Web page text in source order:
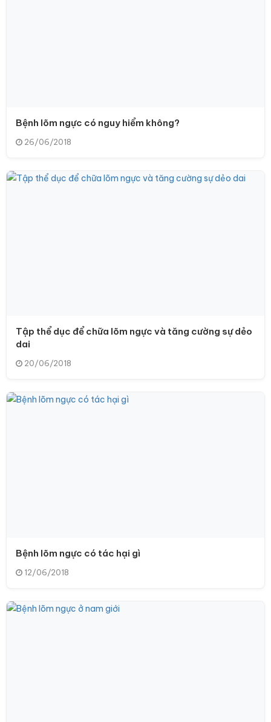
Bệnh lõm ngực có nguy hiểm không?
26/06/2018
Tập thể dục để chữa lõm ngực và tăng cường sự dẻo
dai
20/06/2018
Bệnh lõm ngực có tác hại gì
12/06/2018